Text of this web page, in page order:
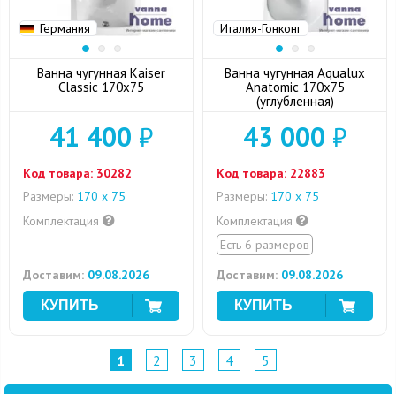
Германия
Ванна чугунная Kaiser
Classic 170x75
41 400 ₽
Код товара: 30282
Размеры: 170 х 75
Комплектация
Доставим: 09.08.2026
Италия-Гонконг
Ванна чугунная Aqualux
Anatomic 170x75
(углубленная)
43 000 ₽
Код товара: 22883
Размеры: 170 х 75
Комплектация
Есть 6 размеров
Доставим: 09.08.2026
1 2 3 4 5